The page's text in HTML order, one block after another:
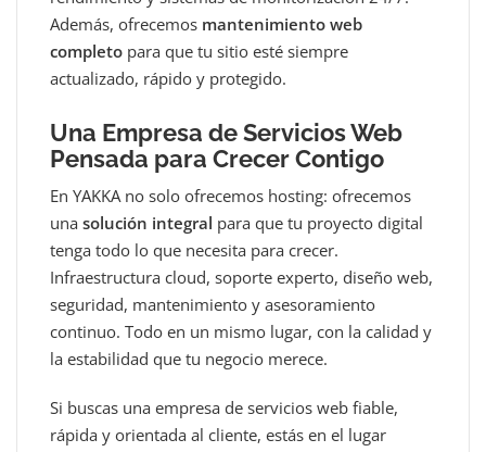
Además, ofrecemos mantenimiento web
completo para que tu sitio esté siempre
actualizado, rápido y protegido.
Una Empresa de Servicios Web
Pensada para Crecer Contigo
En YAKKA no solo ofrecemos hosting: ofrecemos
una solución integral para que tu proyecto digital
tenga todo lo que necesita para crecer.
Infraestructura cloud, soporte experto, diseño web,
seguridad, mantenimiento y asesoramiento
continuo. Todo en un mismo lugar, con la calidad y
la estabilidad que tu negocio merece.
Si buscas una empresa de servicios web fiable,
rápida y orientada al cliente, estás en el lugar